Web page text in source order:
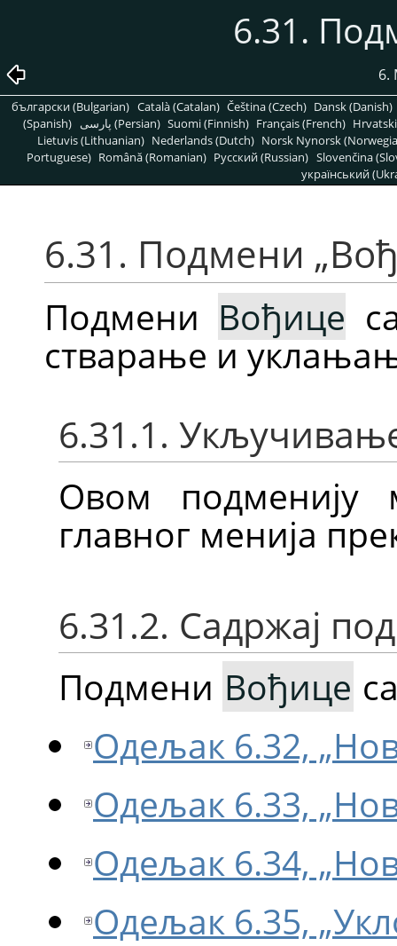
6.31.
6.
български (Bulgarian) Català (Catalan) Čeština (Czech) Dansk (Danish)
(Spanish)
پارسی (Persian) Suomi (Finnish) Français (French)
Lietuvis (Lithuanian) Nederlands (Dutch) Norsk Nynorsk
Portuguese) Română (Romanian) Pусский (Russian) Slovenčina
український
6.31. Подмени „
Подмени Вођице
стварање и
6.31.1.
Овом подменију
главног менија
6.31.2. Садржај
Подмени Вођице
Одељак 6.32,
Одељак 6.33,
Одељак 6.34,
Одељак 6.35,